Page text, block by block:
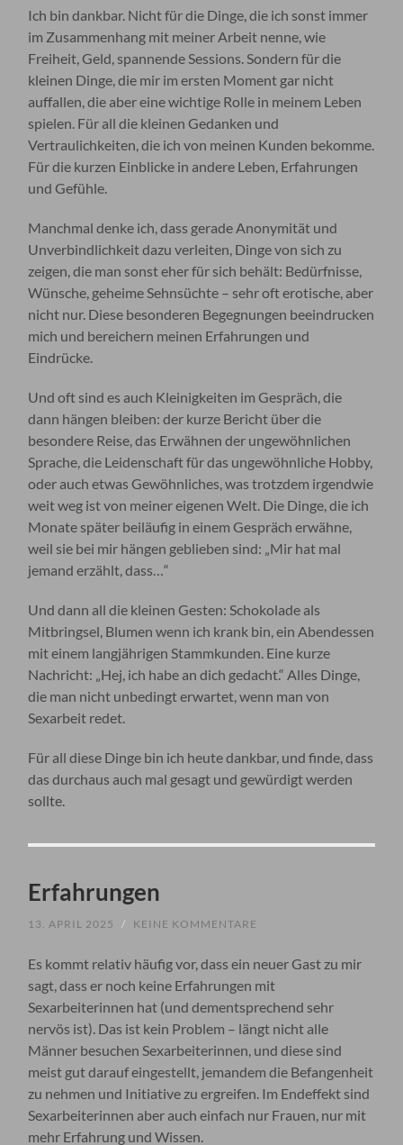
Ich bin dankbar. Nicht für die Dinge, die ich sonst immer
im Zusammenhang mit meiner Arbeit nenne, wie
Freiheit, Geld, spannende Sessions. Sondern für die
kleinen Dinge, die mir im ersten Moment gar nicht
auffallen, die aber eine wichtige Rolle in meinem Leben
spielen. Für all die kleinen Gedanken und
Vertraulichkeiten, die ich von meinen Kunden bekomme.
Für die kurzen Einblicke in andere Leben, Erfahrungen
und Gefühle.
Manchmal denke ich, dass gerade Anonymität und
Unverbindlichkeit dazu verleiten, Dinge von sich zu
zeigen, die man sonst eher für sich behält: Bedürfnisse,
Wünsche, geheime Sehnsüchte – sehr oft erotische, aber
nicht nur. Diese besonderen Begegnungen beeindrucken
mich und bereichern meinen Erfahrungen und
Eindrücke.
Und oft sind es auch Kleinigkeiten im Gespräch, die
dann hängen bleiben: der kurze Bericht über die
besondere Reise, das Erwähnen der ungewöhnlichen
Sprache, die Leidenschaft für das ungewöhnliche Hobby,
oder auch etwas Gewöhnliches, was trotzdem irgendwie
weit weg ist von meiner eigenen Welt. Die Dinge, die ich
Monate später beiläufig in einem Gespräch erwähne,
weil sie bei mir hängen geblieben sind: „Mir hat mal
jemand erzählt, dass…“
Und dann all die kleinen Gesten: Schokolade als
Mitbringsel, Blumen wenn ich krank bin, ein Abendessen
mit einem langjährigen Stammkunden. Eine kurze
Nachricht: „Hej, ich habe an dich gedacht.“ Alles Dinge,
die man nicht unbedingt erwartet, wenn man von
Sexarbeit redet.
Für all diese Dinge bin ich heute dankbar, und finde, dass
das durchaus auch mal gesagt und gewürdigt werden
sollte.
Erfahrungen
13. APRIL 2025 / KEINE KOMMENTARE
Es kommt relativ häufig vor, dass ein neuer Gast zu mir
sagt, dass er noch keine Erfahrungen mit
Sexarbeiterinnen hat (und dementsprechend sehr
nervös ist). Das ist kein Problem – längt nicht alle
Männer besuchen Sexarbeiterinnen, und diese sind
meist gut darauf eingestellt, jemandem die Befangenheit
zu nehmen und Initiative zu ergreifen. Im Endeffekt sind
Sexarbeiterinnen aber auch einfach nur Frauen, nur mit
mehr Erfahrung und Wissen.